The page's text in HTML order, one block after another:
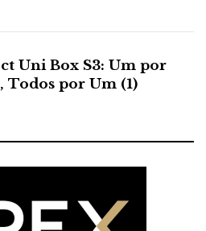
Uni Box S3: Um por
Todos por Um (1)